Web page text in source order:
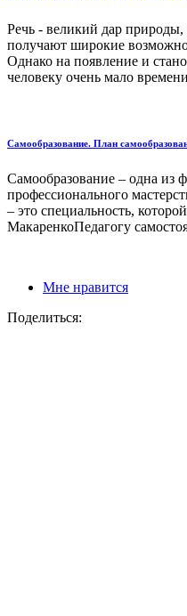
Речь - великий дар природы,
получают широкие
Однако на появление и
человеку очень мало
Самообразование. План
Самообразование – одна из
профессионального
– это специальность,
МакаренкоПедагогу
Мне нравится
Поделиться: